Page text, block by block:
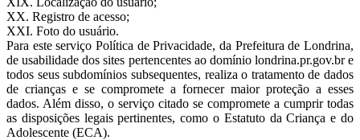
XX. Registro de acesso;
XXI. Foto do usuário.
Para este serviço Política de Privacidade, da Prefeitura de Londrina,
de usabilidade dos sites pertencentes ao domínio londrina.pr.gov.br e
todos seus subdomínios subsequentes, realiza o tratamento de dados
de crianças e se compromete a fornecer maior proteção a esses
dados. Além disso, o serviço citado se compromete a cumprir todas
as disposições legais pertinentes, como o Estatuto da Criança e do
Adolescente (ECA).